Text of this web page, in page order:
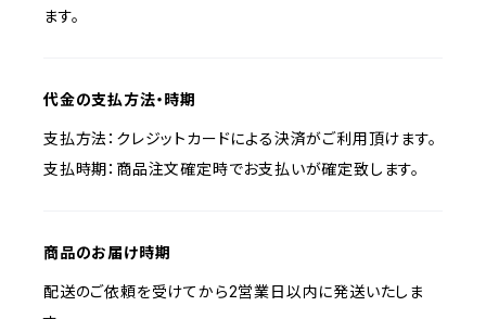
ます。
代金の支払方法・時期
支払方法：クレジットカードによる決済がご利用頂けます。
支払時期：商品注文確定時でお支払いが確定致します。
商品のお届け時期
配送のご依頼を受けてから2営業日以内に発送いたしま